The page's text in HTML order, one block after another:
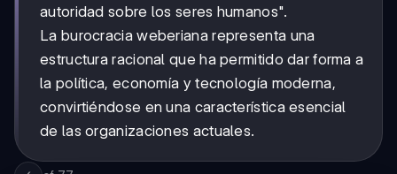
autoridad sobre los seres humanos".
La burocracia weberiana representa una
estructura racional que ha permitido dar forma a
la política, economía y tecnología moderna,
convirtiéndose en una característica esencial
de las organizaciones actuales.